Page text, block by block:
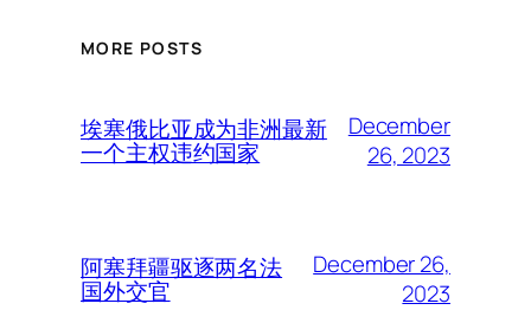
MORE POSTS
埃塞俄比亚成为非洲最新
一个主权违约国家
December
26, 2023
阿塞拜疆驱逐两名法
国外交官
December 26,
2023